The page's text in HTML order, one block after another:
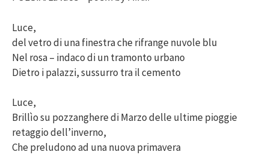
Luce,
del vetro di una finestra che rifrange nuvole blu
Nel rosa – indaco di un tramonto urbano
Dietro i palazzi, sussurro tra il cemento
Luce,
Brillìo su pozzanghere di Marzo delle ultime pioggie
retaggio dell’inverno,
Che preludono ad una nuova primavera